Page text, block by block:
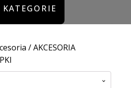
KATEGORIE
/AKCESORIA